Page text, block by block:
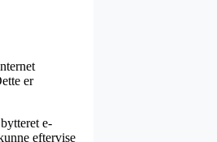
er
e-
eftervise